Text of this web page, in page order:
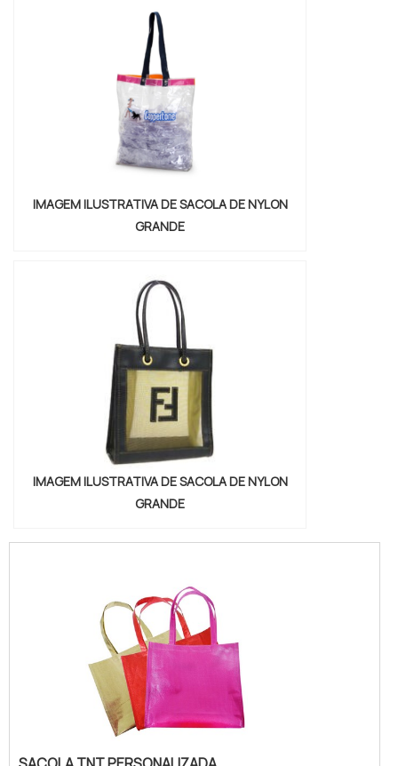
são produzidas com materiais de alta
qualidade, resistentes e duráveis, que
garantem a proteção dos produtos e a
IMAGEM ILUSTRATIVA DE SACOLA DE NYLON
GRANDE
IMAGEM ILUSTRATIVA DE SACOLA DE NYLON
GRANDE